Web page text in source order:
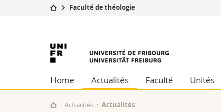
Etudes
Campus
Université
Formation continue
Lettres et
Sciences
Faculté de théologie
Université
de
Fribourg
Home Actualités Faculté Unités
Actualités Actualités